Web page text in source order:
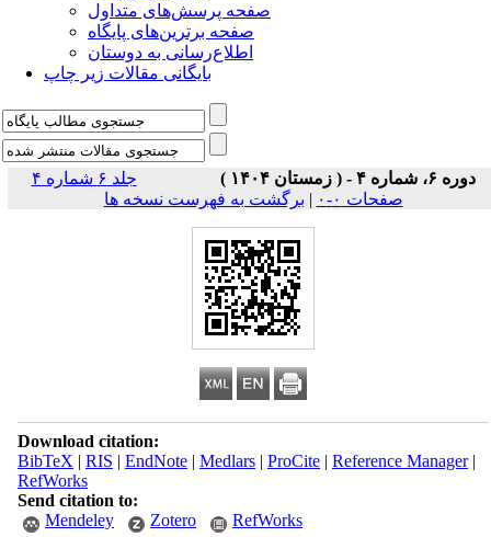
صفحه پرسش‌های متداول
صفحه برترین‌های پایگاه
اطلاع‌رسانی به دوستان
بایگانی مقالات زیر چاپ
دوره ۶، شماره ۴ - ( زمستان ۱۴۰۴ )
جلد ۶ شماره ۴
صفحات ۰-۰
| برگشت به فهرست نسخه ها
Download citation:
BibTeX | RIS | EndNote| Medlars| ProCite| Reference Manager|
RefWorks
Send citation to:
Mendeley
Zotero RefWorks